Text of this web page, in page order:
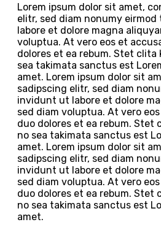
Lorem ipsum dolor sit amet,
elitr, sed diam nonumy
labore et dolore magna
voluptua. At vero eos et
dolores et ea rebum. Stet clita
sea takimata sanctus est
amet. Lorem ipsum dolor sit
sadipscing elitr, sed diam
invidunt ut labore et dolore
sed diam voluptua. At vero
duo dolores et ea rebum. Stet
no sea takimata sanctus est
amet. Lorem ipsum dolor sit
sadipscing elitr, sed diam
invidunt ut labore et dolore
sed diam voluptua. At vero
duo dolores et ea rebum. Stet
no sea takimata sanctus est
amet.